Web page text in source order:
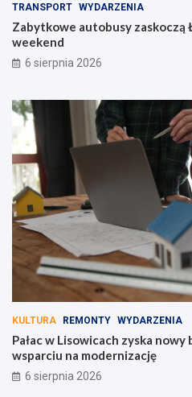
TRANSPORT WYDARZENIA
Zabytkowe autobusy zaskoczą
weekend
6 sierpnia 2026
KULTURA REMONTY WYDARZENIA
Pałac w Lisowicach zyska
wsparciu na modernizację
6 sierpnia 2026